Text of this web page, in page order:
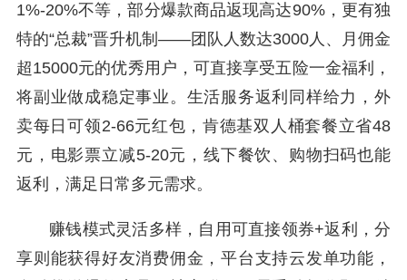
1%-20%不等，部分爆款商品返现高达90%，更有独
特的“总裁”晋升机制——团队人数达3000人、月佣金
超15000元的优秀用户，可直接享受五险一金福利，
将副业做成稳定事业。生活服务返利同样给力，外
卖每日可领2-66元红包，肯德基双人桶套餐立省48
元，电影票立减5-20元，线下餐饮、购物扫码也能
返利，满足日常多元需求。
赚钱模式灵活多样，自用可直接领券+返利，分
享则能获得好友消费佣金，平台支持云发单功能，